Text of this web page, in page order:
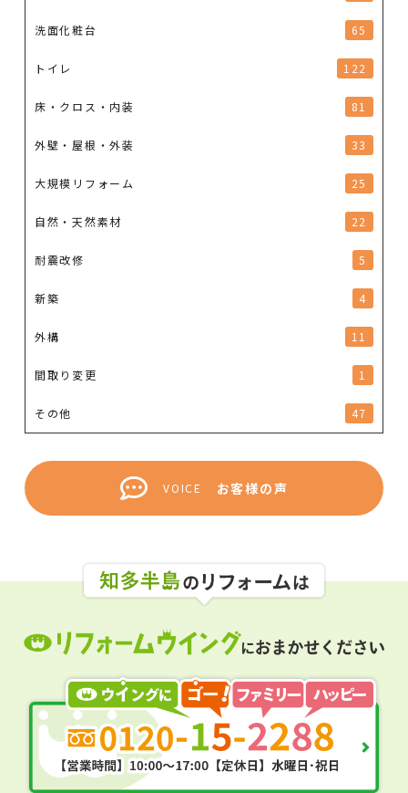
洗面化粧台 65
トイレ 122
床・クロス・内装 81
外壁・屋根・外装 33
大規模リフォーム 25
自然・天然素材 22
耐震改修 5
新築 4
外構 11
間取り変更 1
その他 47
VOICE お客様の声